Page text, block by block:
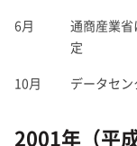
6月
通商産業
定
10月
データセ
2001年（平